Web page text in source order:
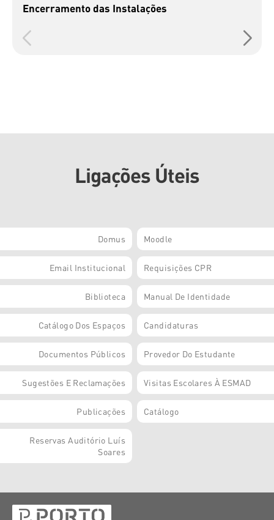
Encerramento das Instalações
Ligações Úteis
Domus Moodle
Email Institucional Requisições CPR
Biblioteca Manual De Identidade
Catálogo Dos Espaços Candidaturas
Documentos Públicos Provedor Do Estudante
Sugestões E Reclamações Visitas Escolares À ESMAD
Publicações Catálogo
Reservas Auditório Luís
Soares